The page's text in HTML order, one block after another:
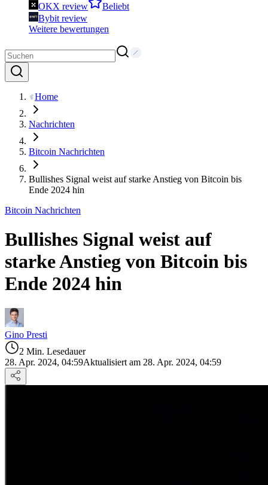
OKX review
Beliebt
Bybit review
Weitere bewertungen
Home
Nachrichten
Bitcoin Nachrichten
Bullishes Signal weist auf starke Anstieg von Bitcoin bis
Ende 2024 hin
Bitcoin Nachrichten
Bullishes Signal weist auf
starke Anstieg von Bitcoin bis
Ende 2024 hin
Gino Presti
2 Min. Lesedauer
28. Apr. 2024, 04:59Aktualisiert am 28. Apr. 2024, 04:59